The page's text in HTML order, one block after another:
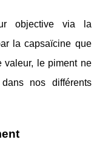
objective via la
la capsaïcine que
valeur, le piment ne
nos différents